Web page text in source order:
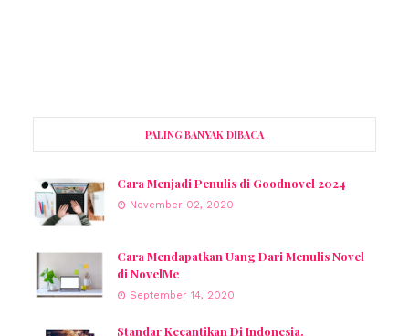
PALING BANYAK DIBACA
Cara Menjadi Penulis di Goodnovel 2024
November 02, 2020
Cara Mendapatkan Uang Dari Menulis Novel
di NovelMe
September 14, 2020
Standar Kecantikan Di Indonesia.